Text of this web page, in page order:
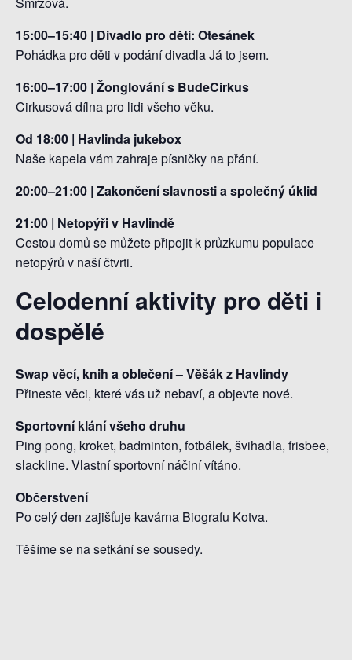
15:00–15:40 | Divadlo pro děti: Otesánek
Pohádka pro děti v podání divadla Já to jsem.
16:00–17:00 | Žonglování s BudeCirkus
Cirkusová dílna pro lidi všeho věku.
Od 18:00 | Havlinda jukebox
Naše kapela vám zahraje písničky na přání.
20:00–21:00 | Zakončení slavnosti a společný úklid
21:00 | Netopýři v Havlindě
Cestou domů se můžete připojit k průzkumu populace
netopýrů v naší čtvrti.
Celodenní aktivity pro děti i
dospělé
Swap věcí, knih a oblečení – Věšák z Havlindy
Přineste věci, které vás už nebaví, a objevte nové.
Sportovní klání všeho druhu
Ping pong, kroket, badminton, fotbálek, švihadla, frisbee,
slackline. Vlastní sportovní náčiní vítáno.
Občerstvení
Po celý den zajišťuje kavárna Biografu Kotva.
Těšíme se na setkání se sousedy.